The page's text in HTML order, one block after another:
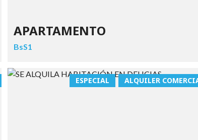
APARTAMENTO
BsS1
ALQUILER
ESPECIAL